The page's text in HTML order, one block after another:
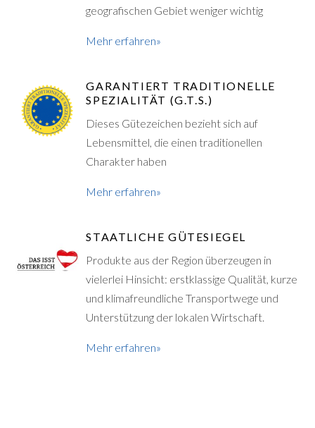
geografischen Gebiet weniger wichtig
Mehr erfahren»
GARANTIERT TRADITIONELLE
SPEZIALITÄT (G.T.S.)
Dieses Gütezeichen bezieht sich auf
Lebensmittel, die einen traditionellen
Charakter haben
Mehr erfahren»
STAATLICHE GÜTESIEGEL
Produkte aus der Region überzeugen in
vielerlei Hinsicht: erstklassige Qualität, kurze
und klimafreundliche Transportwege und
Unterstützung der lokalen Wirtschaft.
Mehr erfahren»